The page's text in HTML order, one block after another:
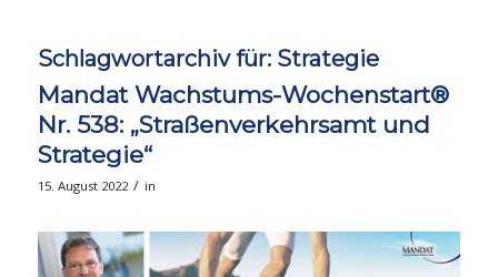
Schlagwortarchiv für: Strategie
Mandat Wachstums-Wochenstart®
Nr. 538: „Straßenverkehrsamt und
Strategie“
15. August 2022 / in